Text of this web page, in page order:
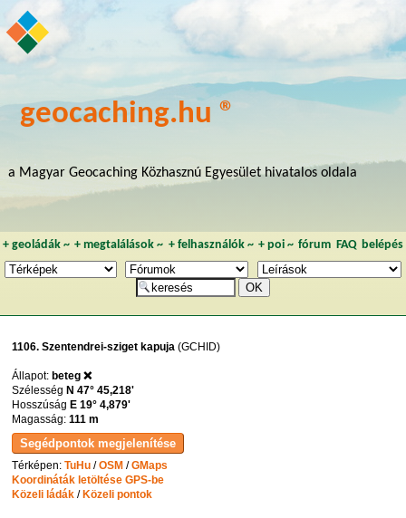
geocaching.hu ®
a Magyar Geocaching Közhasznú Egyesület hivatalos oldala
+ geoládák~ +megtalálások ~ + felhasználók~ + poi~ fórum FAQ belépés
1106. Szentendrei-sziget kapuja (GCHID)
Állapot: beteg ❌
Szélesség N 47° 45,218'
Hosszúság E 19° 4,879'
Magasság:111 m
Térképen:TuHu /OSM /GMaps
Koordináták letöltése GPS-be
Közeli ládák / Közeli pontok